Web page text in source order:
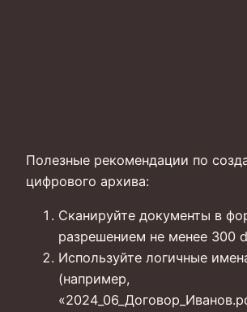
Полезные рекомендации по
цифрового архива:
Сканируйте документы в
разрешением не менее 300
Используйте логичные
(например,